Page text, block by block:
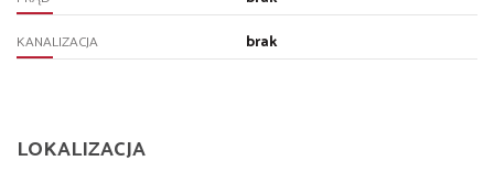
KANALIZACJA brak
LOKALIZACJA